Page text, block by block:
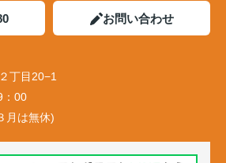
お問い合わせ
丁目20−1
：00
月は無休)